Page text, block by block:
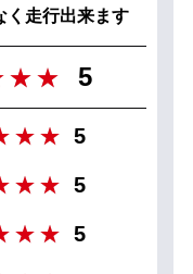
く走行出来ます
5
5
5
5